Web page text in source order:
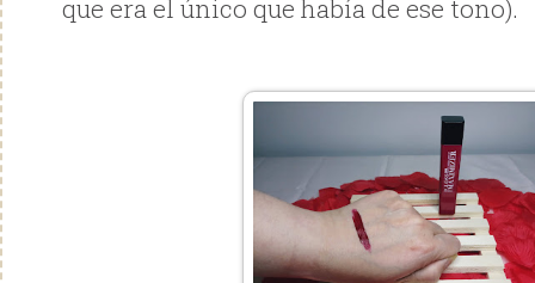
que era el único que había de ese tono).